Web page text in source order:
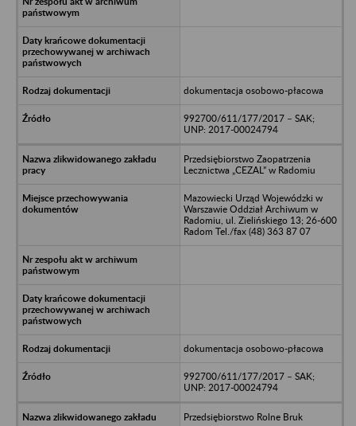
dokumentacja osobowo-płacowa
992700/611/177/2017 – SAK;
UNP: 2017-00024794
Przedsiębiorstwo Zaopatrzenia
Lecznictwa „CEZAL” w Radomiu
Mazowiecki Urząd Wojewódzki w
Warszawie Oddział Archiwum w
Radomiu, ul. Zielińskiego 13; 26-600
Radom Tel./fax (48) 363 87 07
dokumentacja osobowo-płacowa
992700/611/177/2017 – SAK;
UNP: 2017-00024794
Przedsiębiorstwo Rolne Bruk